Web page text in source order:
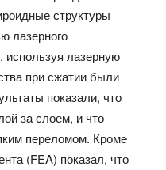
структуры
лазерного
используя лазерную
при сжатии были
показали, что
за слоем, и что
переломом. Кроме
(FEA) показал, что